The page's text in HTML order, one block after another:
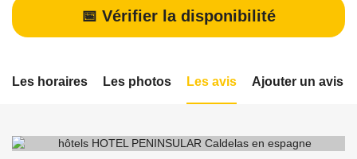
📅 Vérifier la disponibilité
Les horaires Les photos Les avis Ajouter un avis